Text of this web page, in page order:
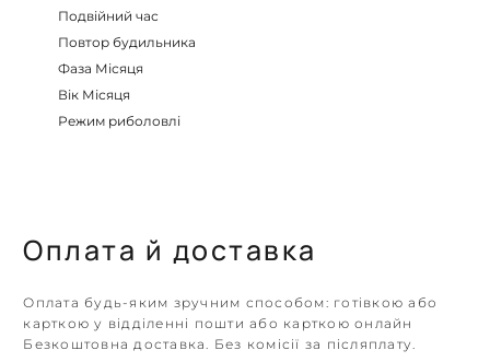
Подвійний час
Повтор будильника
Фаза Місяця
Вік Місяця
Режим риболовлі
Оплата й доставка
Оплата будь-яким зручним способом: готівкою або
карткою у відділенні пошти або карткою онлайн
Безкоштовна доставка. Без комісії за післяплату.